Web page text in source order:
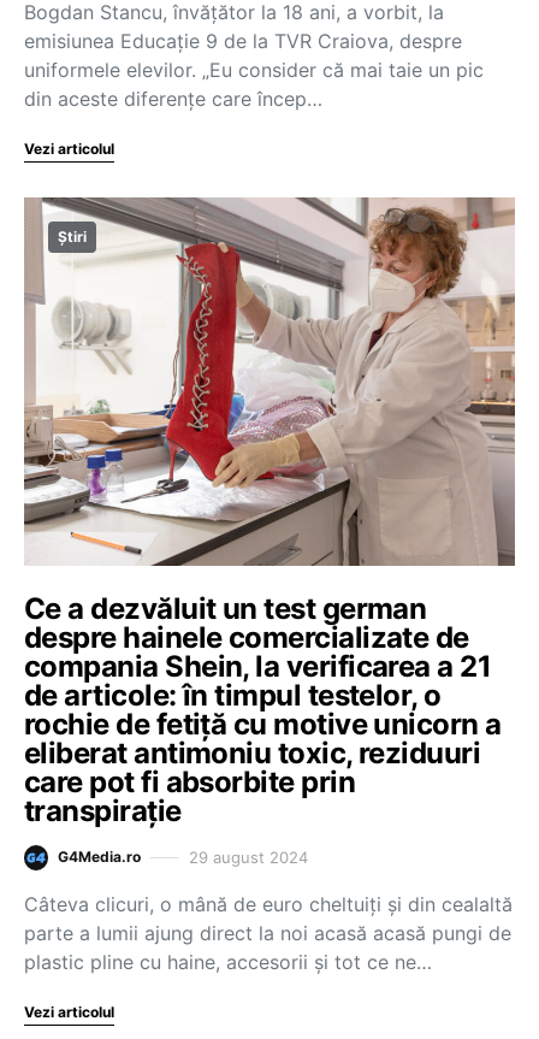
Bogdan Stancu, învățător la 18 ani, a vorbit, la
emisiunea Educație 9 de la TVR Craiova, despre
uniformele elevilor. „Eu consider că mai taie un pic
din aceste diferențe care încep…
Vezi articolul
Știri
Ce a dezvăluit un test german
despre hainele comercializate de
compania Shein, la verificarea a 21
de articole: în timpul testelor, o
rochie de fetiţă cu motive unicorn a
eliberat antimoniu toxic, reziduuri
care pot fi absorbite prin
transpirație
G4Media.ro 29 august 2024
Câteva clicuri, o mână de euro cheltuiți și din cealaltă
parte a lumii ajung direct la noi acasă acasă pungi de
plastic pline cu haine, accesorii și tot ce ne…
Vezi articolul